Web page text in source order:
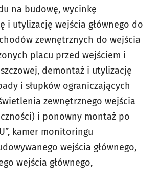
na budowę, wycinkę
i utylizację wejścia głównego do
zewnętrznych do wejścia
placu przed wejściem i
demontaż i utylizację
i słupków ograniczających
zewnętrznego wejścia
i ponowny montaż po
kamer monitoringu
wejścia głównego,
wejścia głównego,